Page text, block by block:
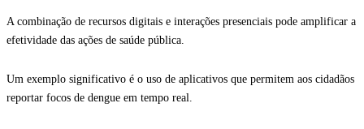
A combinação de recursos digitais e interações presenciais pode amplificar a
efetividade das ações de saúde pública.
Um exemplo significativo é o uso de aplicativos que permitem aos cidadãos
reportar focos de dengue em tempo real.